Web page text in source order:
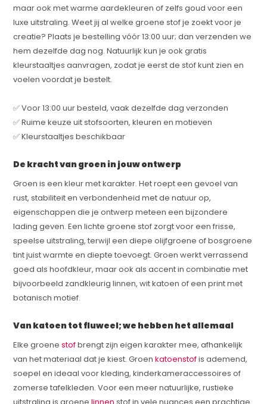
maar ook met warme aardekleuren of zelfs goud voor een
luxe uitstraling. Weet jij al welke groene stof je zoekt voor je
creatie? Plaats je bestelling vóór 13:00 uur; dan verzenden we
hem dezelfde dag nog. Natuurlijk kun je ook gratis
kleurstaaltjes aanvragen, zodat je eerst de stof kunt zien en
voelen voordat je bestelt.
✅ Voor 13:00 uur besteld, vaak dezelfde dag verzonden
✅ Ruime keuze uit stofsoorten, kleuren en motieven
✅ Kleurstaaltjes beschikbaar
De kracht van groen in jouw ontwerp
Groen is een kleur met karakter. Het roept een gevoel van
rust, stabiliteit en verbondenheid met de natuur op,
eigenschappen die je ontwerp meteen een bijzondere
lading geven. Een lichte groene stof zorgt voor een frisse,
speelse uitstraling, terwijl een diepe olijfgroene of bosgroene
tint juist warmte en diepte toevoegt. Groen werkt verrassend
goed als hoofdkleur, maar ook als accent in combinatie met
bijvoorbeeld zandkleurig linnen, wit katoen of een print met
botanisch motief.
Van katoen tot fluweel; we hebben het allemaal
Elke groenestofbrengt zijn eigen karakter mee, afhankelijk
van het materiaal dat je kiest. Groenkatoenstofis ademend,
soepel en ideaal voor kleding, kinderkameraccessoires of
zomerse tafelkleden. Voor een meer natuurlijke, rustieke